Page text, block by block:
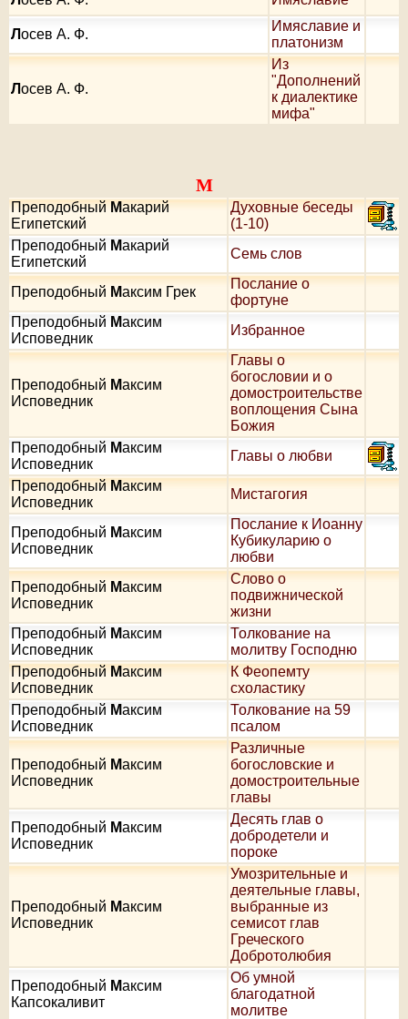
Лосев А. Ф.
Имяславие и
платонизм
Лосев А. Ф.
Из
"Дополнений
к диалектике
мифа"
М
ПреподобныйМакарий
Египетский
Духовные беседы
(1-10)
Преподобный Макарий
Египетский
Семь слов
Преподобный Максим Грек
Послание о
фортуне
Преподобный Максим
Исповедник
Избранное
Преподобный Максим
Исповедник
Главы о
богословии и о
домостроительстве
воплощения Сына
Божия
Преподобный Максим
Исповедник
Главы о любви
ПреподобныйМаксим
Исповедник
Мистагогия
Преподобный Максим
Исповедник
Послание к Иоанну
Кубикуларию о
любви
Преподобный Максим
Исповедник
Слово о
подвижнической
жизни
Преподобный Максим
Исповедник
Толкование на
молитву Господню
ПреподобныйМаксим
Исповедник
К Феопемту
схоластику
Преподобный Максим
Исповедник
Толкование на 59
псалом
Преподобный Максим
Исповедник
Различные
богословские и
домостроительные
главы
Преподобный Максим
Исповедник
Десять глав о
добродетели и
пороке
Преподобный Максим
Исповедник
Умозрительные и
деятельные главы,
выбранные из
семисот глав
Греческого
Добротолюбия
Преподобный Максим
Капсокаливит
Об умной
благодатной
молитве